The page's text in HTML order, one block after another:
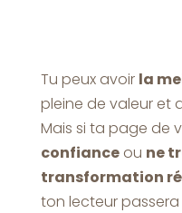
Tu peux avoir la
pleine de valeur et
Mais si ta page de
confianceou ne
transformation
ton lecteur